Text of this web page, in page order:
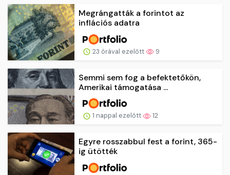
Megrángatták a forintot az
inflációs adatra
23 órával ezelőtt 9
Semmi sem fog a befektetőkön,
Amerikai támogatása ...
1 nappal ezelőtt 12
Egyre rosszabbul fest a forint, 365-
ig ütötték